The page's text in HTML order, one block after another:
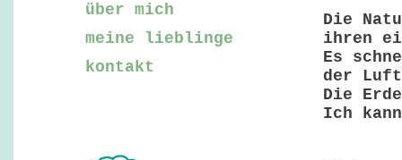
über mich
meine lieblinge
kontakt
Die
ihren
Es
der
Die
Ich